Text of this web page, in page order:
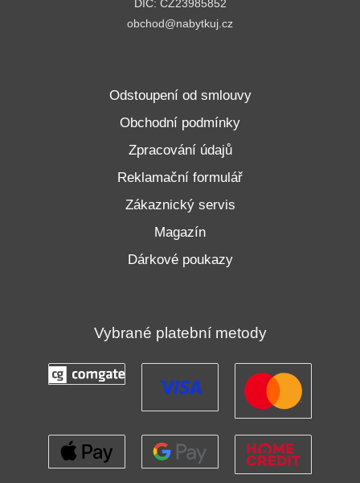
DIČ: CZ23985852
obchod@nabytkuj.cz
Odstoupení od smlouvy
Obchodní podmínky
Zpracování údajů
Reklamační formulář
Zákaznický servis
Magazín
Dárkové poukazy
Vybrané platební metody